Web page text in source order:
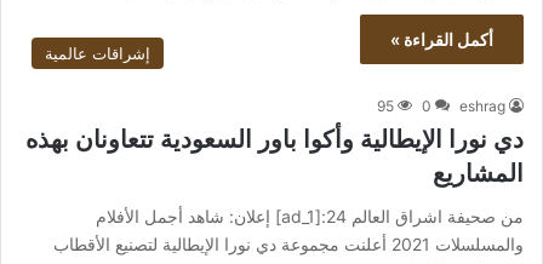
أكمل القراءة »
إشراقات عالمية
eshrag
0
95
دي نورا الإيطالية وأكوا باور السعودية تتعاونان بهذه
المشاريع
من صحيفة اشراق العالم 24:[ad_1] إعلان: شاهد أجمل الأفلام
والمسلسلات 2021 أعلنت مجموعة دي نورا الإيطالية لتصنيع الأقطاب